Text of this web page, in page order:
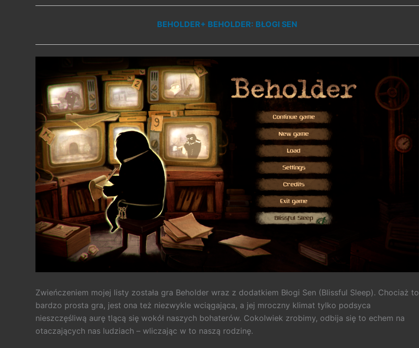
BEHOLDER+ BEHOLDER: BŁOGI SEN
Zwieńczeniem mojej listy została gra Beholder wraz z dodatkiem Błogi Sen (Blissful Sleep). Chociaż to
bardzo prosta gra, jest ona też niezwykle wciągająca, a jej mroczny klimat tylko podsyca
nieszczęśliwą aurę tlącą się wokół naszych bohaterów. Cokolwiek zrobimy, odbija się to echem na
otaczających nas ludziach – wliczając w to naszą rodzinę.